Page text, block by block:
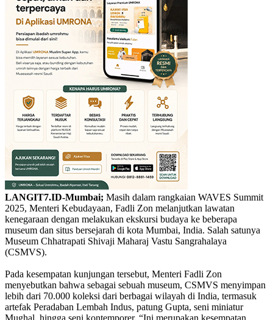
LANGIT7.ID-Mumbai; Masih dalam rangkaian WAVES Summit
2025, Menteri Kebudayaan, Fadli Zon melanjutkan lawatan
kenegaraan dengan melakukan ekskursi budaya ke beberapa
museum dan situs bersejarah di kota Mumbai, India. Salah satunya
Museum Chhatrapati Shivaji Maharaj Vastu Sangrahalaya
(CSMVS).
Pada kesempatan kunjungan tersebut, Menteri Fadli Zon
menyebutkan bahwa sebagai sebuah museum, CSMVS menyimpan
lebih dari 70.000 koleksi dari berbagai wilayah di India, termasuk
artefak Peradaban Lembah Indus, patung Gupta, seni miniatur
Mughal, hingga seni kontemporer. “Ini merupakan kesempatan